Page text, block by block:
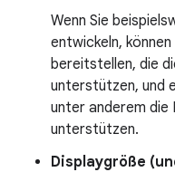
Wenn Sie
entwickeln,
bereitstellen, die
unterstützen, und
unter anderem die
unterstützen.
Displaygröße